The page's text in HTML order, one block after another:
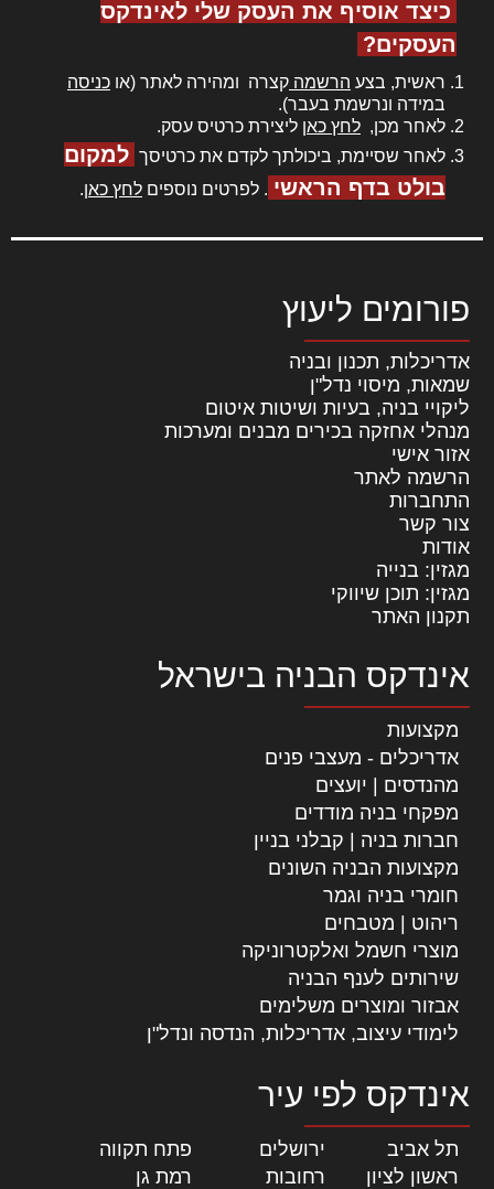
כיצד אוסיף את העסק שלי לאינדקס
העסקים?
ראשית, בצע הרשמה קצרה ומהירה לאתר (או כניסה
במידה ונרשמת בעבר).
לאחר מכן, לחץ כאן ליצירת כרטיס עסק.
לאחר שסיימת, ביכולתך לקדם את כרטיסך למקום
בולט בדף הראשי . לפרטים נוספים לחץ כאן.
פורומים ליעוץ
אדריכלות, תכנון ובניה
שמאות, מיסוי נדל"ן
ליקויי בניה, בעיות ושיטות איטום
מנהלי אחזקה בכירים מבנים ומערכות
אזור אישי
הרשמה לאתר
התחברות
צור קשר
אודות
מגזין: בנייה
מגזין: תוכן שיווקי
תקנון האתר
אינדקס הבניה בישראל
מקצועות
אדריכלים - מעצבי פנים
מהנדסים | יועצים
מפקחי בניה מודדים
חברות בניה | קבלני בניין
מקצועות הבניה השונים
חומרי בניה וגמר
ריהוט | מטבחים
מוצרי חשמל ואלקטרוניקה
שירותים לענף הבניה
אבזור ומוצרים משלימים
לימודי עיצוב, אדריכלות, הנדסה ונדל"ן
אינדקס לפי עיר
תל אביב ירושלים פתח תקווה
ראשון לציון
רחובות רמת גן